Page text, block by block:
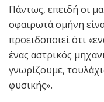
Πάντως, επειδή οι
σφαιρωτά σμήνη
προειδοποιεί ότι
ένας αστρικός
γνωρίζουμε,
φυσικής».